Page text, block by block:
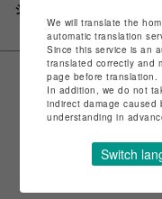
シェアする
We will translate the
automatic translation
Since this service is an
translated correctly and
page before translation.
In addition, we do not
indirect damage caused
understanding in
Switch